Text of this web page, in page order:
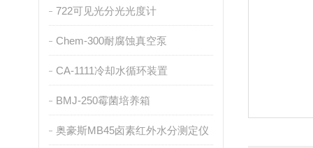
722可见光分光光度计
Chem-300耐腐蚀真空泵
CA-1111冷却水循环装置
BMJ-250霉菌培养箱
奥豪斯MB45卤素红外水分测定仪